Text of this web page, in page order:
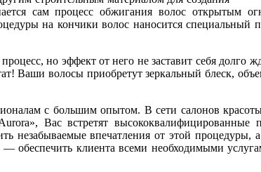
сам процесс обжигания волос открытым
на кончики волос наносится специальный
но эффект от него не заставит себя долго
Ваши волосы приобретут зеркальный блеск,
с большим опытом. В сети салонов
Вас встретят высококвалифицированные
незабываемые впечатления от этой процедуры,
— обеспечить клиента всеми необходимыми